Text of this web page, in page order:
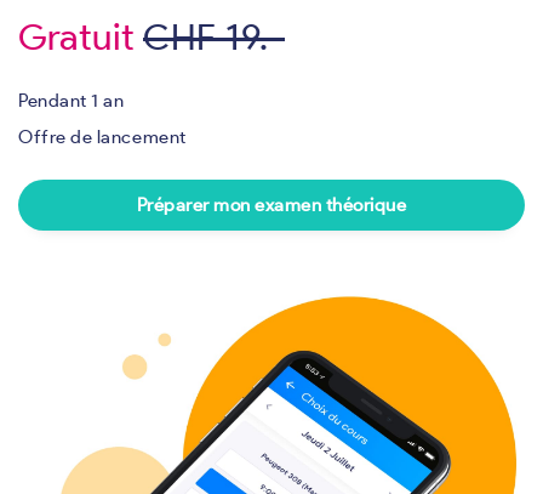
Gratuit CHF 19.-
Pendant 1 an
Offre de lancement
Préparer mon examen théorique